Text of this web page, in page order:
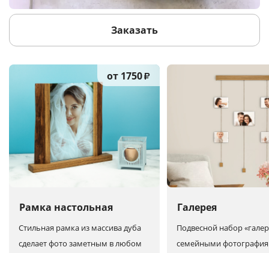
Заказать
Рамка настольная
от 1750₽
Стильная рамка из массива дуба
сделает фото заметным в любом
Галерея
Подвесной набор
семейными